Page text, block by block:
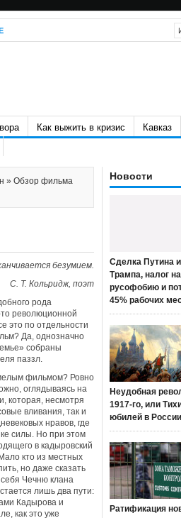
Как выжить в кризис Кавказ
» Обзор фильма
безумием.
С. Т. Кольридж, поэт
рода
революционной
это по отдельности
Да, однозначно
собраны
паззл.
фильмом? Ровно
оглядываясь на
которая, несмотря
вливания, так и
нравов, где
силы. Но при этом
в кадыровский
кто из местных
но даже сказать
Чечню клана
лишь два пути:
Кадырова и
как это уже
Новости
Сделка Путина и
Трампа, налог на
русофобию и
45% рабочих
Неудобная
1917-го, или
юбилей в России
Ратификация